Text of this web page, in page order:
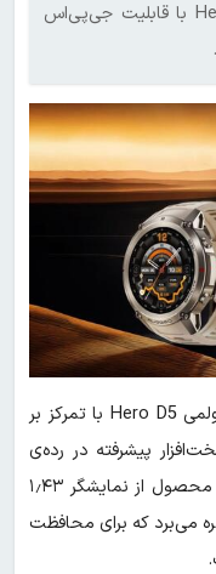
رولمی از ساعت هوشمند مقاوم Hero D5 با قابلیت جی‌پی‌اس
، ساعت هوشمند رولمی Hero D5 با تمرکز بر
پیشرفته در رده‌ی
قیمتی زیر ۱۰۰ دلار به بازار عرضه شد. این محصول از نمایشگر ۱٫۴۳
۴۶۶ در ۴۶۶ پیکسل بهره می‌برد که برای محافظت